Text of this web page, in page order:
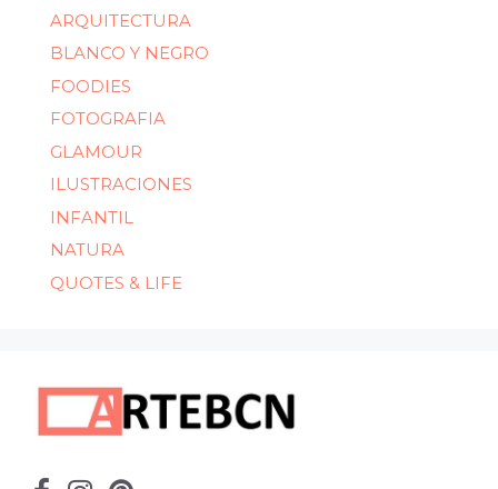
ARQUITECTURA
BLANCO Y NEGRO
FOODIES
FOTOGRAFIA
GLAMOUR
ILUSTRACIONES
INFANTIL
NATURA
QUOTES & LIFE